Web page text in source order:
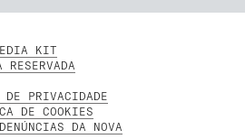
KIT
RESERVADA
PRIVACIDADE
DE COOKIES
DA NOVA